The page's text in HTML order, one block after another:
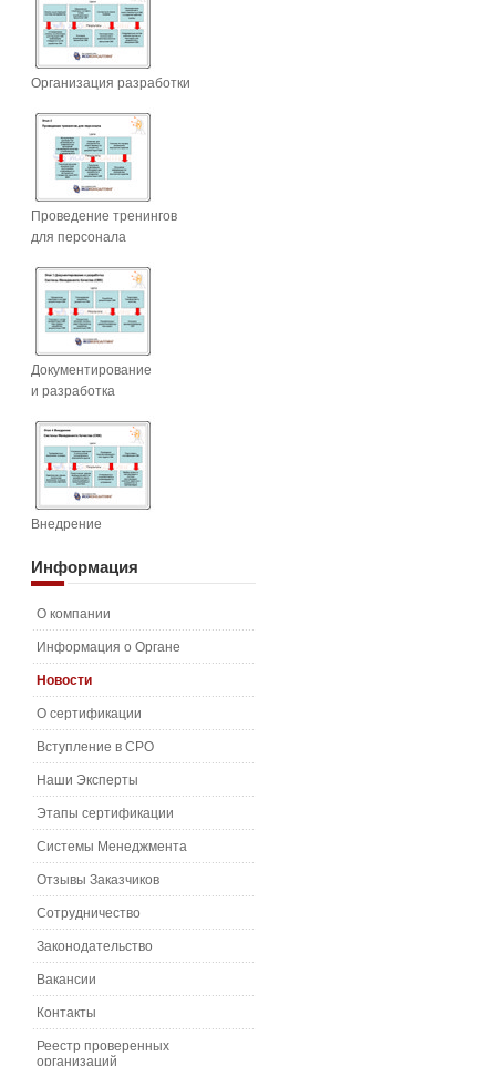
Организация разработки
Проведение тренингов
для персонала
Документирование
и разработка
Внедрение
Информация
О компании
Информация о Органе
Новости
О сертификации
Вступление в СРО
Наши Эксперты
Этапы сертификации
Системы Менеджмента
Отзывы Заказчиков
Сотрудничество
Законодательство
Вакансии
Контакты
Реестр проверенных
организаций